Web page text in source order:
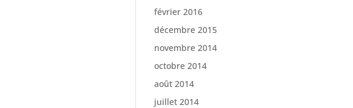
février 2016
décembre 2015
novembre 2014
octobre 2014
août 2014
juillet 2014